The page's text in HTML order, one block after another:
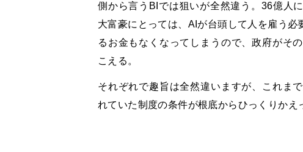
側から言うBIでは狙いが全然違う。36億人
大富豪にとっては、AIが台頭して人を雇う
るお金もなくなってしまうので、政府がそ
こえる。
それぞれで趣旨は全然違いますが、これま
れていた制度の条件が根底からひっくりかえ